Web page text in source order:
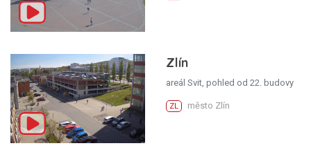
Zlín
areál Svit, pohled od 22. budovy
ZL město Zlín